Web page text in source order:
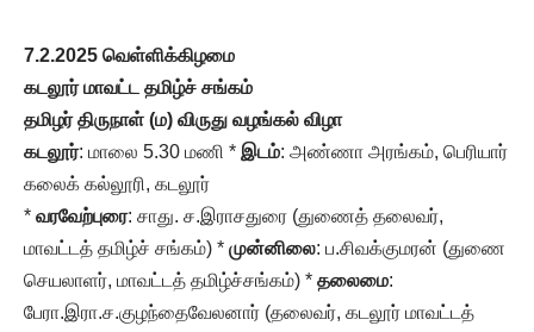
7.2.2025 வெள்ளிக்கிழமை
கடலூர் மாவட்ட தமிழ்ச் சங்கம்
தமிழர் திருநாள் (ம) விருது வழங்கல் விழா
கடலூர்: மாலை 5.30 மணி * இடம்: அண்ணா அரங்கம், பெரியார்
கலைக் கல்லூரி, கடலூர்
* வரவேற்புரை: சாது. ச.இராசதுரை (துணைத் தலைவர்,
மாவட்டத் தமிழ்ச் சங்கம்) * முன்னிலை: ப.சிவக்குமரன் (துணை
செயலாளர், மாவட்டத் தமிழ்ச்சங்கம்) * தலைமை:
பேரா.இரா.ச.குழந்தைவேலனார் (தலைவர், கடலூர் மாவட்டத்